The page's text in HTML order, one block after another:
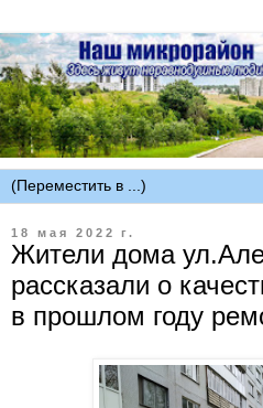
18 мая 2022 г.
Жители дома
рассказали о
в прошлом году